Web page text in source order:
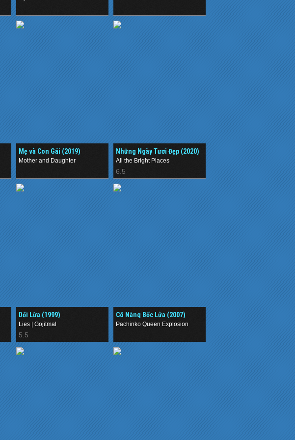
Mẹ và Con Gái (2019)
Mother and Daughter
Những Ngày Tươi Đẹp (2020)
All the Bright Places
6.5
Dối Lừa (1999)
Lies | Gojitmal
5.5
Cô Nàng Bốc Lửa (2007)
Pachinko Queen Explosion